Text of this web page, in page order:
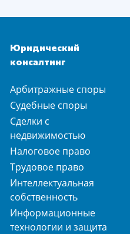
Юридический
консалтинг
Арбитражные споры
Судебные споры
Сделки с
недвижимостью
Налоговое право
Трудовое право
Интеллектуальная
собственность
Информационные
технологии и защита